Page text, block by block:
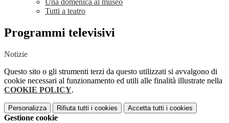
Una domenica al museo
Tutti a teatro
Programmi televisivi
Notizie
Questo sito o gli strumenti terzi da questo utilizzati si avvalgono di
cookie necessari al funzionamento ed utili alle finalità illustrate nella
COOKIE POLICY.
Personalizza Rifiuta tutti i cookies Accetta tutti i cookies
Gestione cookie